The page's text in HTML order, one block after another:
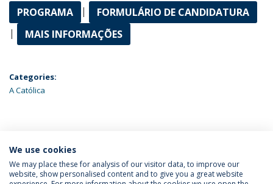
PROGRAMA |
FORMULÁRIO DE CANDIDATURA
|
MAIS INFORMAÇÕES
Categories:
A Católica
ÚLTIMAS NOTÍCIAS
We use cookies
We may place these for analysis of our visitor data, to improve our
website, show personalised content and to give you a great website